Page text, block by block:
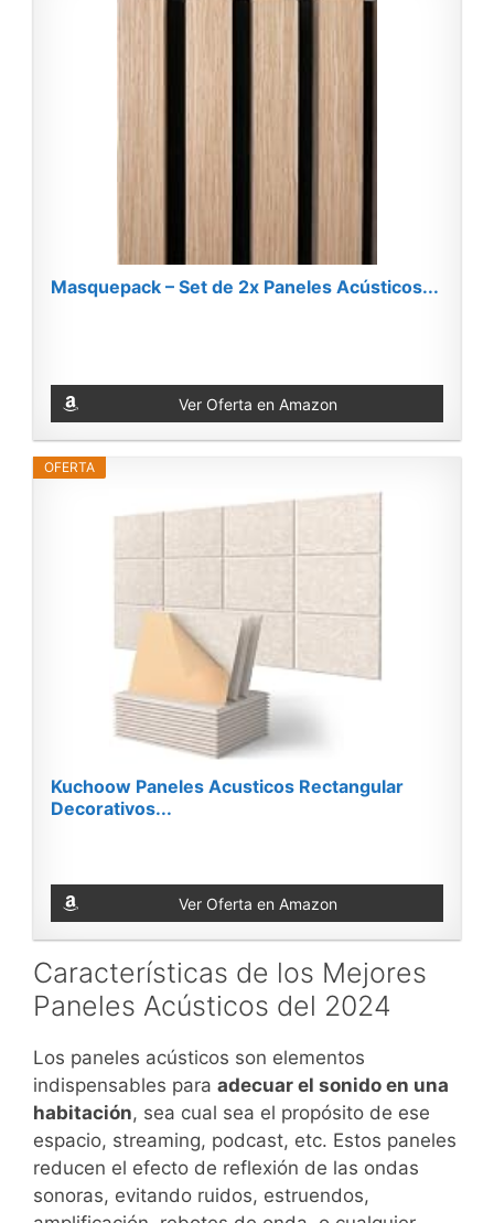
Masquepack – Set de 2x Paneles Acústicos...
Ver Oferta en Amazon
OFERTA
Kuchoow Paneles Acusticos Rectangular
Decorativos...
Ver Oferta en Amazon
Características de los Mejores
Paneles Acústicos del 2024
Los paneles acústicos son elementos
indispensables para adecuar el sonido en una
habitación, sea cual sea el propósito de ese
espacio, streaming, podcast, etc. Estos paneles
reducen el efecto de reflexión de las ondas
sonoras, evitando ruidos, estruendos,